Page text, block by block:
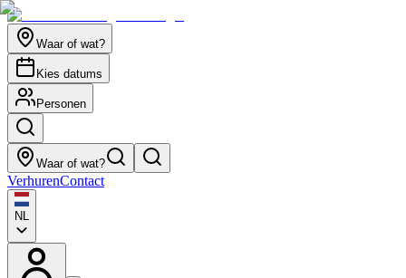
Waar of wat?
Kies datums
Personen
Waar of wat?
VerhurenContact
NL